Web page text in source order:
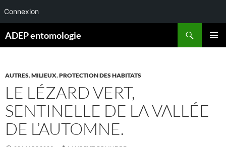
Connexion
auADEP entomologie
AUTRES,MILIEUX,PROTECTION DES HABITATS
LE LÉZARD VERT,
SENTINELLE DE LA VALLÉE
DE L’AUTOMNE.